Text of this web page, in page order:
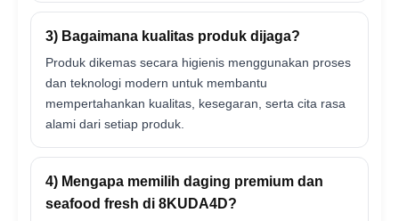
3) Bagaimana kualitas produk dijaga?
Produk dikemas secara higienis menggunakan proses
dan teknologi modern untuk membantu
mempertahankan kualitas, kesegaran, serta cita rasa
alami dari setiap produk.
4) Mengapa memilih daging premium dan
seafood fresh di 8KUDA4D?